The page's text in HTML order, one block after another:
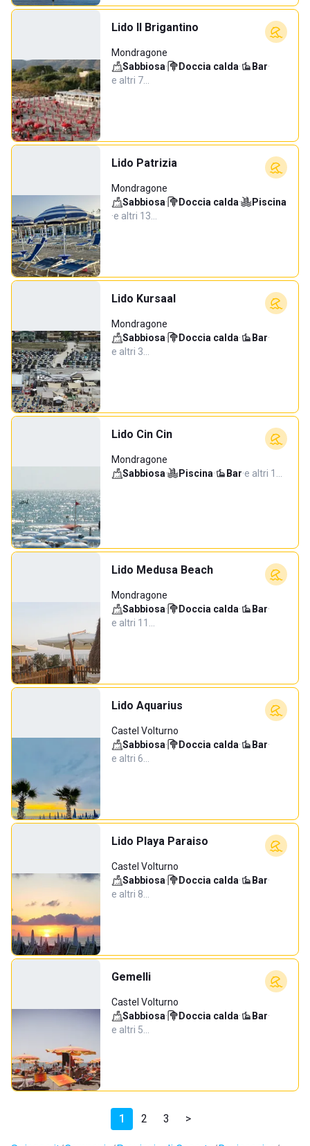
Lido Il Brigantino
Mondragone
Sabbiosa· Doccia calda· Bar·
e altri 7…
Lido Patrizia
Mondragone
Sabbiosa· Doccia calda·
Piscina
·e altri 13…
Lido Kursaal
Mondragone
Sabbiosa· Doccia calda· Bar·
e altri 3…
Lido Cin Cin
Mondragone
Sabbiosa· Piscina· Bar·e altri 1…
Lido Medusa Beach
Mondragone
Sabbiosa· Doccia calda· Bar·
e altri 11…
Lido Aquarius
Castel Volturno
Sabbiosa· Doccia calda· Bar·
e altri 6…
Lido Playa Paraiso
Castel Volturno
Sabbiosa· Doccia calda· Bar·
e altri 8…
Gemelli
Castel Volturno
Sabbiosa· Doccia calda· Bar·
e altri 5…
1 2 3 >